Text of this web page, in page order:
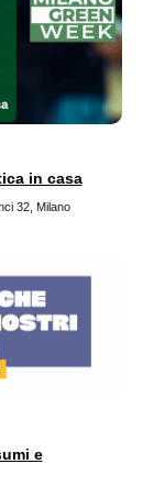
in casa
32, Milano
e